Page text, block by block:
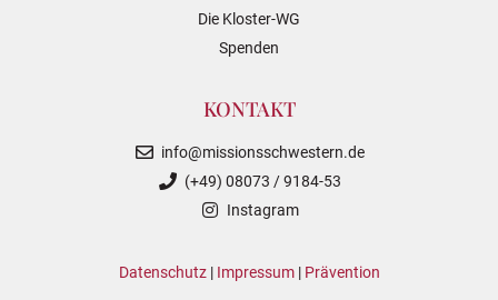
Die Kloster-WG
Spenden
KONTAKT
info@missionsschwestern.de
(+49) 08073 / 9184-53
Instagram
Datenschutz| Impressum| Prävention